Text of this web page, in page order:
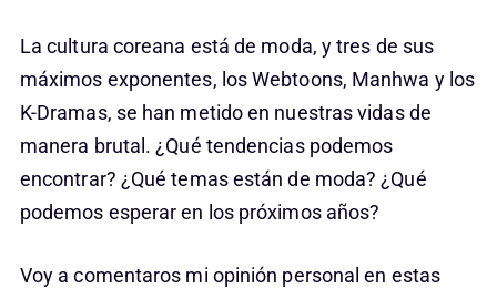
La cultura coreana está de moda, y tres de sus
máximos exponentes, los Webtoons, Manhwa y los
K-Dramas, se han metido en nuestras vidas de
manera brutal. ¿Qué tendencias podemos
encontrar? ¿Qué temas están de moda? ¿Qué
podemos esperar en los próximos años?
Voy a comentaros mi opinión personal en estas